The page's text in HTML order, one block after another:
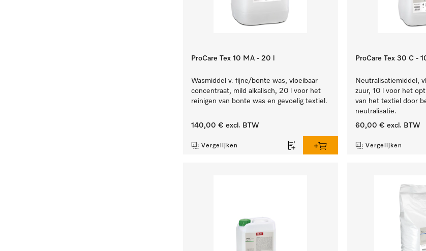
ProCare Tex 10 MA - 20 l
Wasmiddel v. fijne/bonte was, vloeibaar
concentraat, mild alkalisch, 20 l voor het
reinigen van bonte was en gevoelig textiel.
140,00 € excl. BTW
Vergelijken
ProCare Tex 30 C -
Neutralisatiemiddel,
zuur, 10 l voor het
van het textiel door
neutralisatie.
60,00 € excl. BTW
Vergelijken